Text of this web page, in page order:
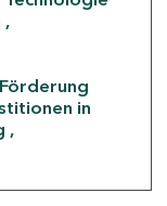
Förderung
in